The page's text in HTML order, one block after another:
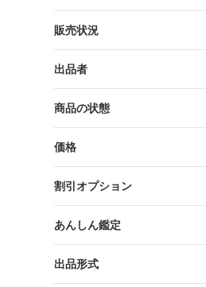
販売状況
出品者
商品の状態
価格
割引オプション
あんしん鑑定
出品形式